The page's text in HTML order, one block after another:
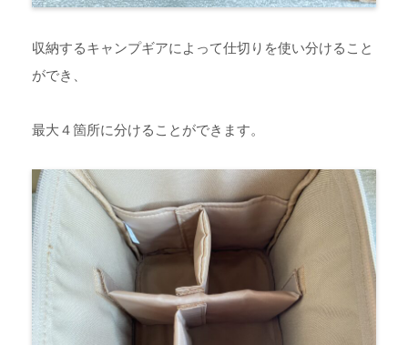
収納するキャンプギアによって仕切りを使い分けること
ができ、
最大４箇所に分けることができます。